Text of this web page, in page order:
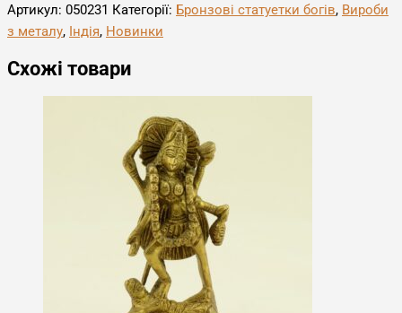
Артикул: 050231 Категорії: Бронзові статуетки богів, Вироби
з металу, Індія, Новинки
Схожі товари